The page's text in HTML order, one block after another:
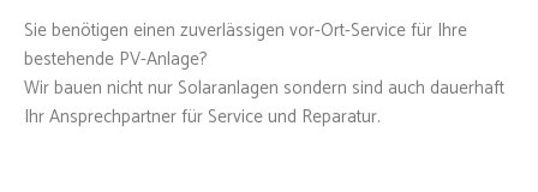
Sie benötigen einen zuverlässigen vor-Ort-Service für Ihre
bestehende PV-Anlage?
Wir bauen nicht nur Solaranlagen sondern sind auch dauerhaft
Ihr Ansprechpartner für Service und Reparatur.